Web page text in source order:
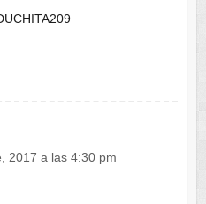
2017 a las 4:30 pm